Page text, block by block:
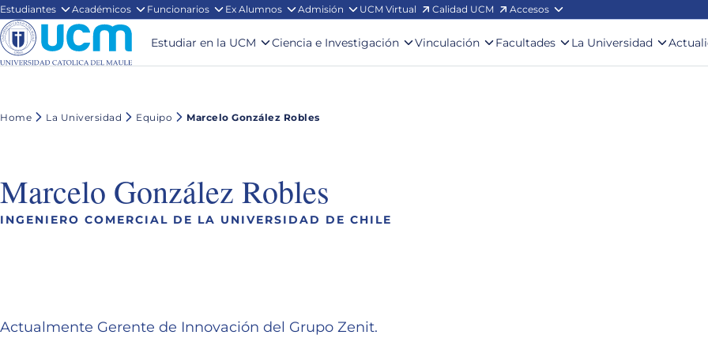
Estudiantes Académicos Funcionarios Ex Alumnos Admisión UCM Virtual Calidad UCM Accesos
Estudiar en la UCM Ciencia e Investigación Vinculación Facultades La Universidad
Home La Universidad Equipo Marcelo González Robles
Marcelo González Robles
INGENIERO COMERCIAL DE LA UNIVERSIDAD DE CHILE
Actualmente Gerente de Innovación del Grupo Zenit.